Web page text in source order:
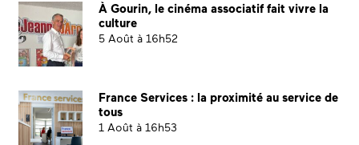
À Gourin, le cinéma associatif fait vivre la
culture
5 Août à 16h52
France Services : la proximité au service de
tous
1 Août à 16h53